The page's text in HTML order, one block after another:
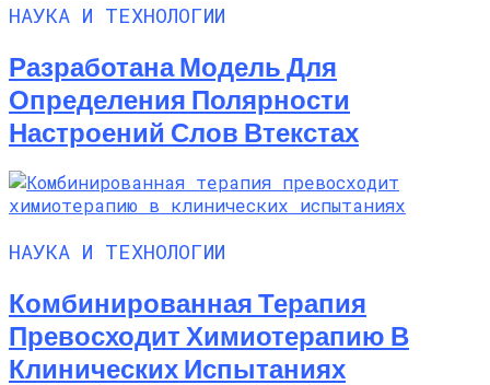
НАУКА И ТЕХНОЛОГИИ
Разработана Модель Для
Определения Полярности
Настроений Слов Втекстах
НАУКА И ТЕХНОЛОГИИ
Комбинированная Терапия
Превосходит Химиотерапию В
Клинических Испытаниях